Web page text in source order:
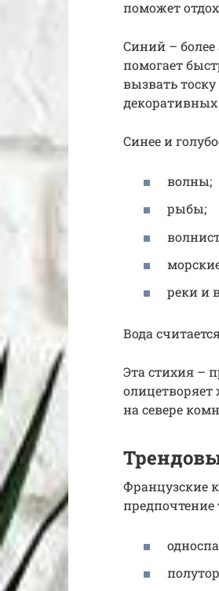
поможет
Синий –
помогает
вызвать
Синее и
волны;
рыбы;
реки и
Вода
Эта стихия –
олицетворяет
на севере
Французские